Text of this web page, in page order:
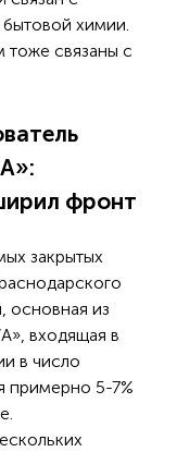
химии.
тоже связаны с
фронт
закрытых
основная из
входящая в
в число
примерно 5-7%